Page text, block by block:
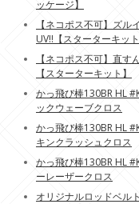
ッケージ】
【ネコポス不可】ズル
UV!!【スターターキット
【ネコポス不可】直す
【スターターキット】
かっ飛び棒130BR HL
ックウェーブクロス
かっ飛び棒130BR HL
キンクラッシュクロス
かっ飛び棒130BR HL
ーレーザークロス
オリジナルロッドベル